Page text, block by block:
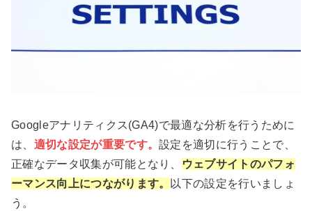
Googleアナリティクス(GA4)で最適な分析を行うために
は、 適切な設定が重要です。設定を適切に行うことで、
正確なデータ収集が可能となり、
ウェブサイトのパフォ
ーマンス向上につながります。 以下の設定を行いましょ
う。